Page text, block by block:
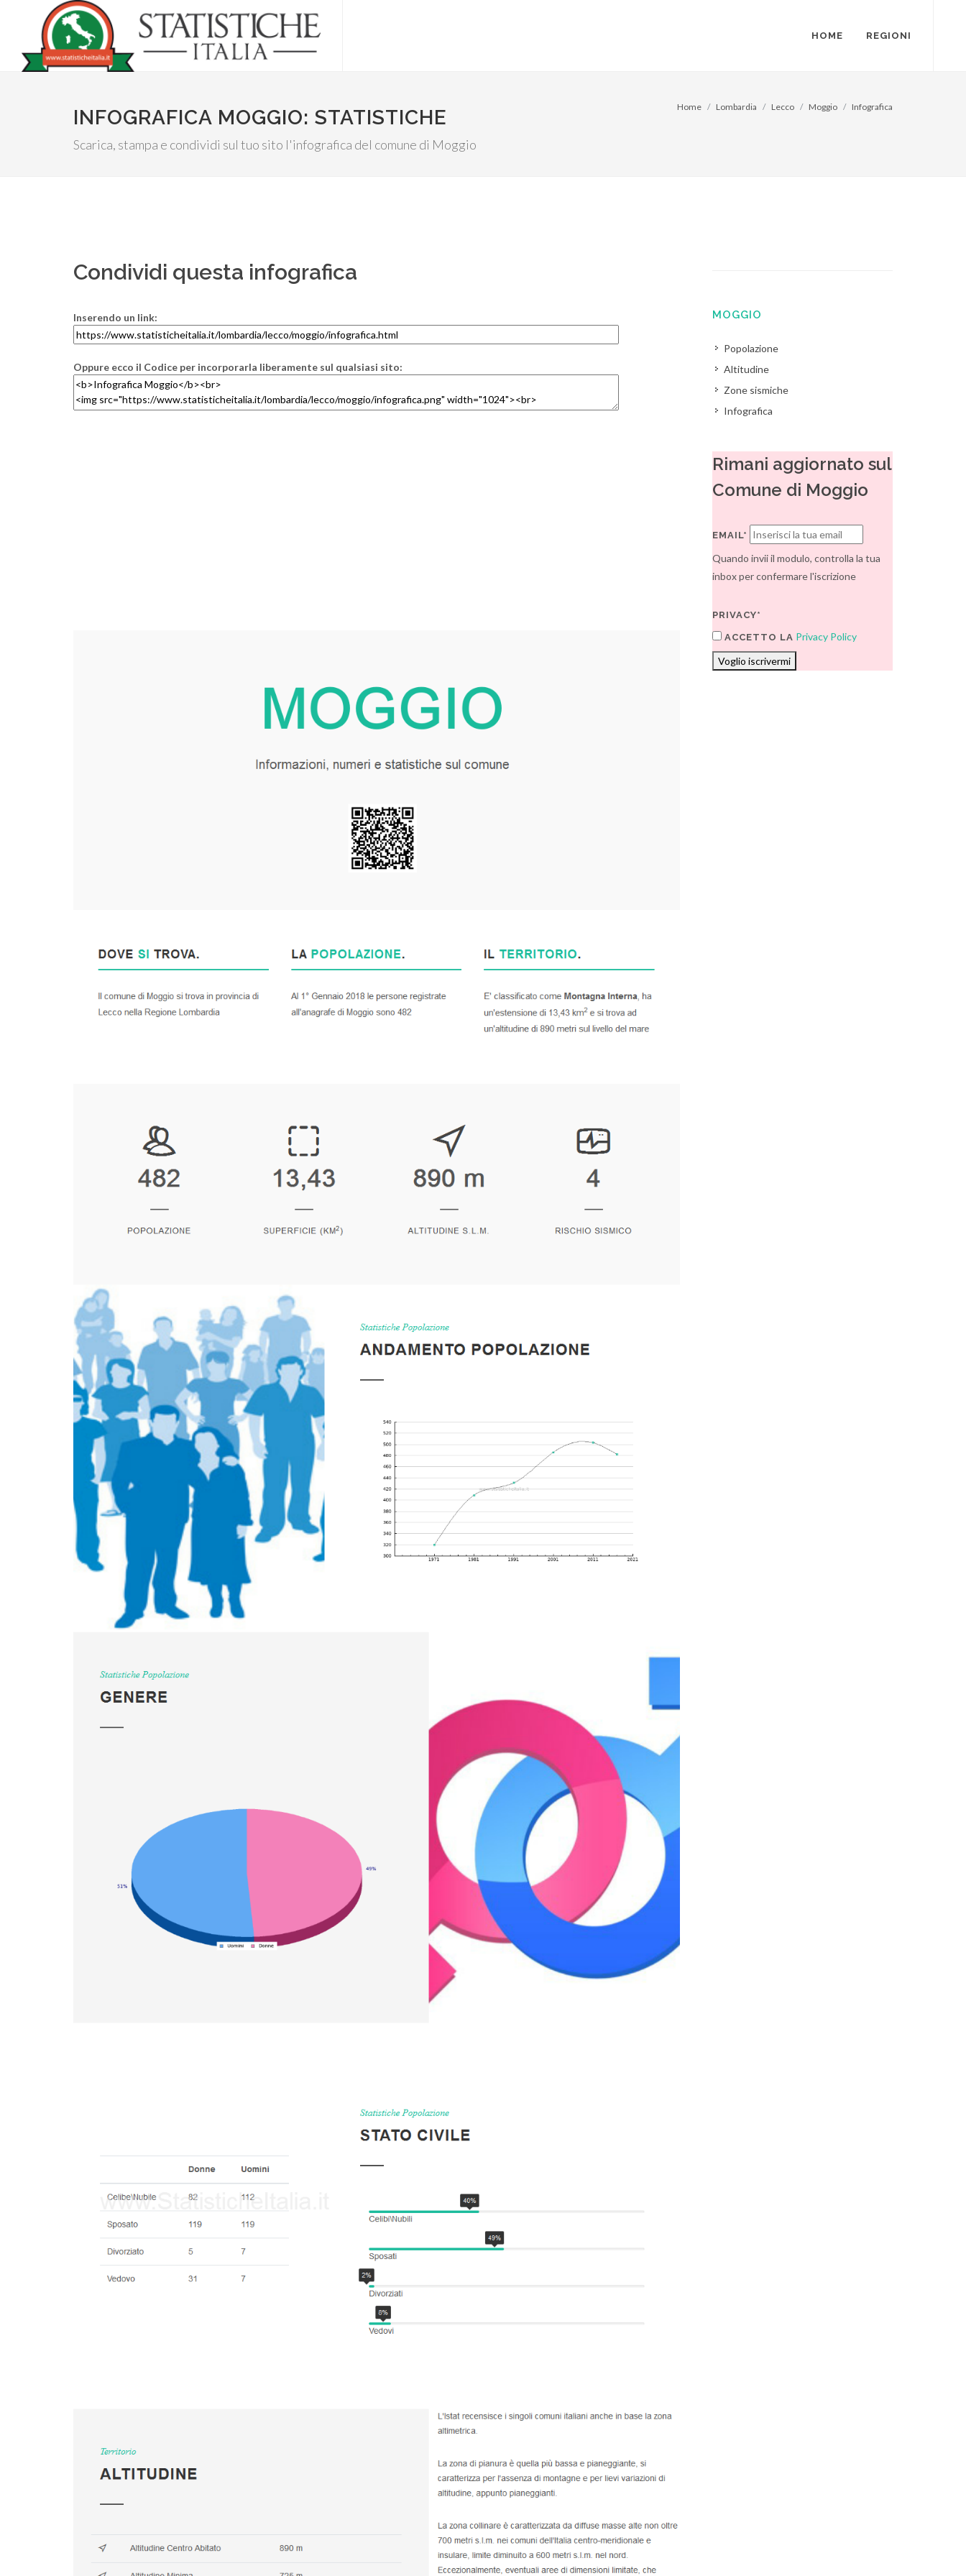
HOME REGIONI
INFOGRAFICA MOGGIO: STATISTICHE
Scarica, stampa e condividi sul tuo sito l'infografica del comune di Moggio
Home Lombardia Lecco Moggio Infografica
Condividi questa infografica
Inserendo un link:
Oppure ecco il Codice per incorporarla liberamente sul qualsiasi sito:
MOGGIO
Popolazione
Altitudine
Zone sismiche
Infografica
Rimani aggiornato sul
Comune di Moggio
EMAIL*
Quando invii il modulo, controlla la tua
inbox per confermare l'iscrizione
PRIVACY*
ACCETTO LA Privacy Policy
Voglio iscrivermi